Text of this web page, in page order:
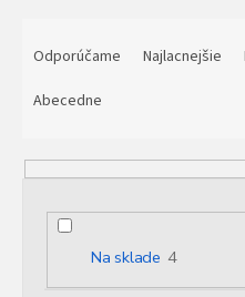
m a sú zaručene zvariteľné.
využiť i naše ďalšie služby?
e
Odporúčame Najlacnejšie
Abecedne
Na sklade 4